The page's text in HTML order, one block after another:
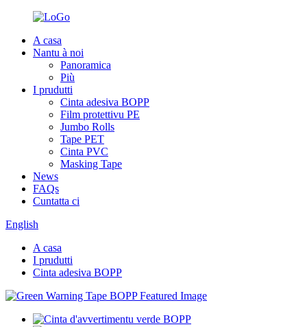
A casa
Nantu à noi
Panoramica
Più
I prudutti
Cinta adesiva BOPP
Film protettivu PE
Jumbo Rolls
Tape PET
Cinta PVC
Masking Tape
News
FAQs
Cuntatta ci
English
A casa
I prudutti
Cinta adesiva BOPP